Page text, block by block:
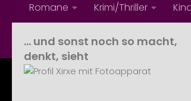
Romane Krimi/Thriller
… und sonst noch so macht,
denkt, sieht